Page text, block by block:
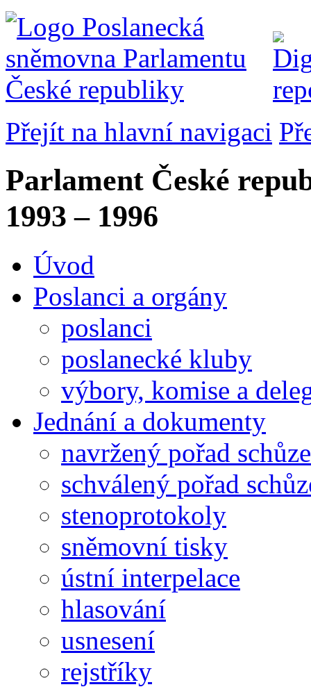
Přejít na hlavní navigaci
Parlament České
1993 – 1996
Úvod
Poslanci a orgány
poslanci
poslanecké kluby
výbory, komise a
Jednání a dokumenty
navržený pořad schůze
schválený pořad
stenoprotokoly
sněmovní tisky
ústní interpelace
hlasování
usnesení
rejstříky